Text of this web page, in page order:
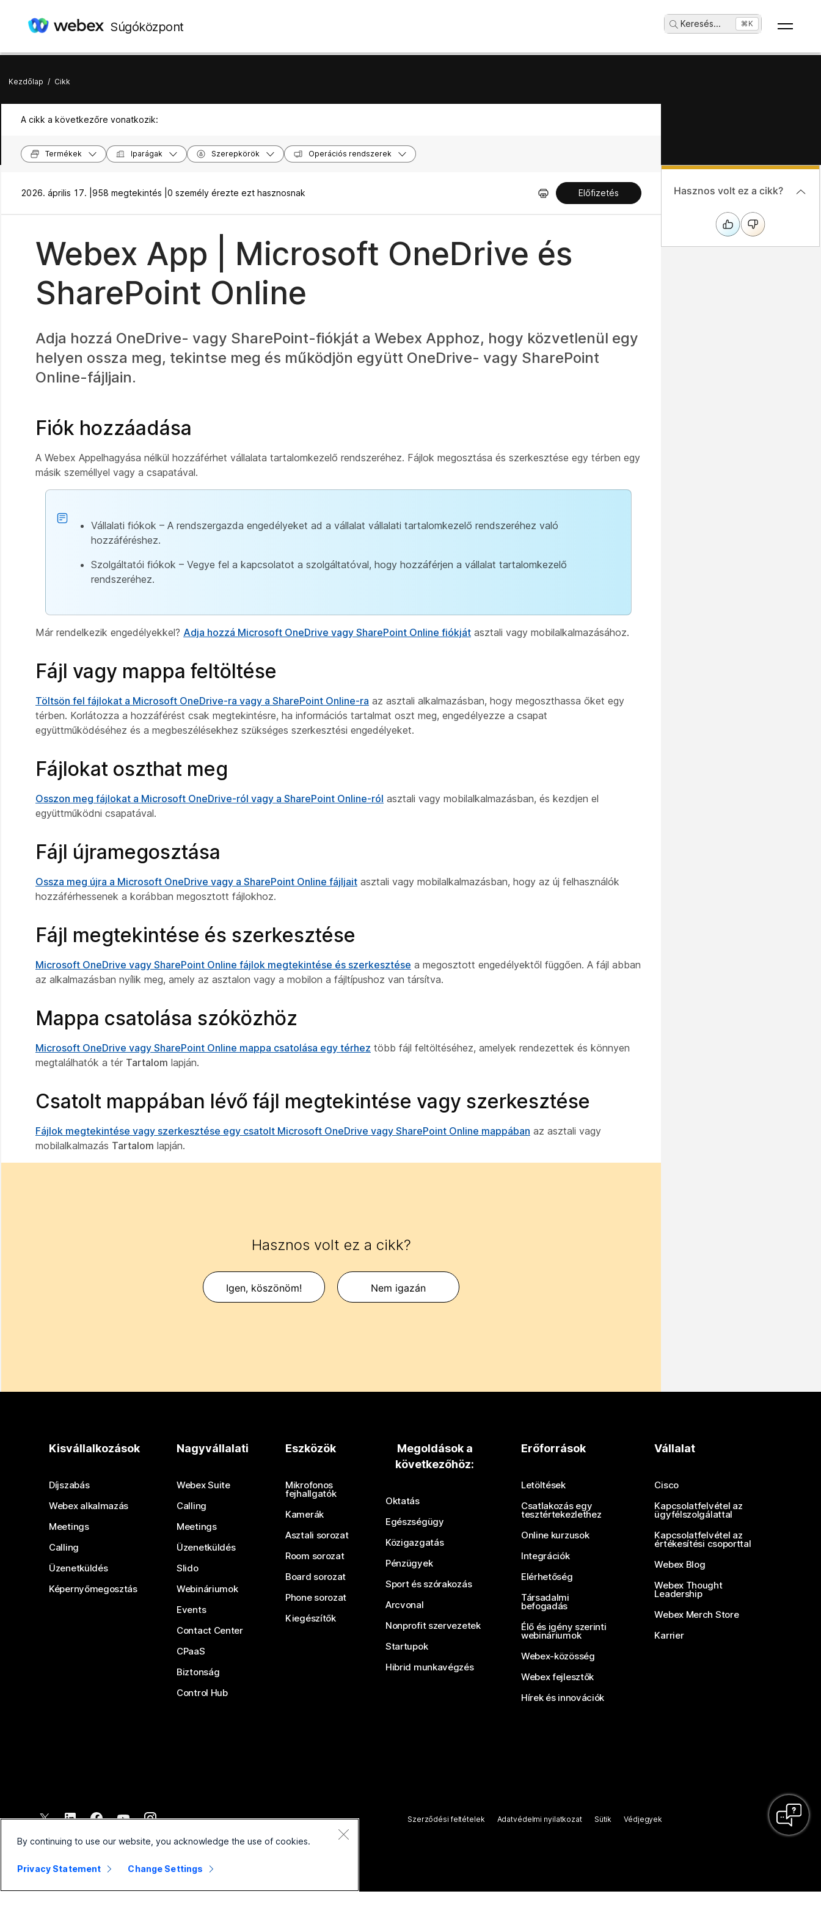
Súgóközpont Keresés... ⌘K
Kezdőlap / Cikk
A cikk a következőre vonatkozik:
Termékek Iparágak Szerepkörök Operációs rendszerek
2026. április 17. | 958 megtekintés | 0 személy érezte ezt hasznosnak Előfizetés
Webex App | Microsoft OneDrive és
SharePoint Online
Adja hozzá OneDrive- vagy SharePoint-fiókját a Webex Apphoz, hogy közvetlenül egy
helyen ossza meg, tekintse meg és működjön együtt OneDrive- vagy SharePoint
Online-fájljain.
Fiók hozzáadása
A Webex Appelhagyása nélkül hozzáférhet vállalata tartalomkezelő rendszeréhez. Fájlok megosztása és szerkesztése egy térben egy
másik személlyel vagy a csapatával.
Vállalati fiókok – A rendszergazda engedélyeket ad a vállalat vállalati tartalomkezelő rendszeréhez való
hozzáféréshez.
Szolgáltatói fiókok – Vegye fel a kapcsolatot a szolgáltatóval, hogy hozzáférjen a vállalat tartalomkezelő
rendszeréhez.
Már rendelkezik engedélyekkel? Adja hozzá Microsoft OneDrive vagy SharePoint Online fiókját asztali vagy mobilalkalmazásához.
Fájl vagy mappa feltöltése
Töltsön fel fájlokat a Microsoft OneDrive-ra vagy a SharePoint Online-ra az asztali alkalmazásban, hogy megoszthassa őket egy
térben. Korlátozza a hozzáférést csak megtekintésre, ha információs tartalmat oszt meg, engedélyezze a csapat
együttműködéséhez és a megbeszélésekhez szükséges szerkesztési engedélyeket.
Fájlokat oszthat meg
Osszon meg fájlokat a Microsoft OneDrive-ról vagy a SharePoint Online-ról asztali vagy mobilalkalmazásban, és kezdjen el
együttműködni csapatával.
Fájl újramegosztása
Ossza meg újra a Microsoft OneDrive vagy a SharePoint Online fájljait asztali vagy mobilalkalmazásban, hogy az új felhasználók
hozzáférhessenek a korábban megosztott fájlokhoz.
Fájl megtekintése és szerkesztése
Microsoft OneDrive vagy SharePoint Online fájlok megtekintése és szerkesztése a megosztott engedélyektől függően. A fájl abban
az alkalmazásban nyílik meg, amely az asztalon vagy a mobilon a fájltípushoz van társítva.
Mappa csatolása szóközhöz
Microsoft OneDrive vagy SharePoint Online mappa csatolása egy térhez több fájl feltöltéséhez, amelyek rendezettek és könnyen
megtalálhatók a tér Tartalom lapján.
Csatolt mappában lévő fájl megtekintése vagy szerkesztése
Fájlok megtekintése vagy szerkesztése egy csatolt Microsoft OneDrive vagy SharePoint Online mappában az asztali vagy
mobilalkalmazás Tartalom lapján.
Hasznos volt ez a cikk?
Igen, köszönöm! Nem igazán
Hasznos volt ez a cikk?
Kisvállalkozások
Díjszabás
Webex alkalmazás
Meetings
Calling
Üzenetküldés
Képernyőmegosztás
Nagyvállalati
Webex Suite
Calling
Meetings
Üzenetküldés
Slido
Webináriumok
Events
Contact Center
CPaaS
Biztonság
Control Hub
Eszközök
Mikrofonos
fejhallgatók
Kamerák
Asztali sorozat
Room sorozat
Board sorozat
Phone sorozat
Kiegészítők
Megoldások a
következőhöz:
Oktatás
Egészségügy
Közigazgatás
Pénzügyek
Sport és szórakozás
Arcvonal
Nonprofit szervezetek
Startupok
Hibrid munkavégzés
Erőforrások
Letöltések
Csatlakozás egy
tesztértekezlethez
Online kurzusok
Integrációk
Elérhetőség
Társadalmi
befogadás
Élő és igény szerinti
webináriumok
Webex-közösség
Webex fejlesztők
Hírek és innovációk
Vállalat
Cisco
Kapcsolatfelvétel az
ügyfélszolgálattal
Kapcsolatfelvétel az
értékesítési csoporttal
Webex Blog
Webex Thought
Leadership
Webex Merch Store
Karrier
2026 Cisco és/vagy társvállalatai. Minden jog fenntartva.
Szerződési feltételek Adatvédelmi nyilatkozat Sütik Védjegyek
By continuing to use our website, you acknowledge the use of cookies.
Privacy Statement Change Settings